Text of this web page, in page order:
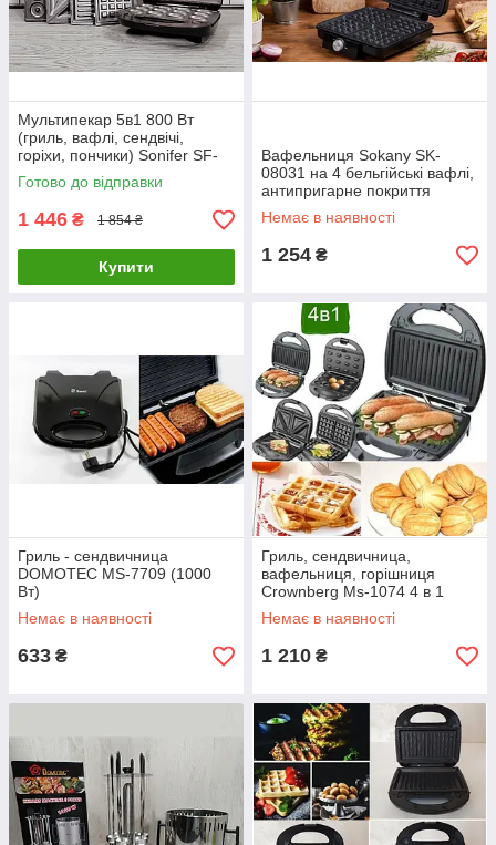
Мультипекар 5в1 800 Вт
(гриль, вафлі, сендвічі,
горіхи, пончики) Sonifer SF-
6151 / Мультимейкер
електричний
Готово до відправки
1 446 ₴ 1 854 ₴
Купити
Вафельниця Sokany SK-
08031 на 4 бельгійські вафлі,
антипригарне покриття
Немає в наявності
1 254 ₴
Гриль - сендвичница
DOMOTEC MS-7709 (1000
Вт)
Немає в наявності
633 ₴
Гриль, сендвичница,
вафельниця, горішниця
Crownberg Ms-1074 4 в 1
Немає в наявності
1 210 ₴